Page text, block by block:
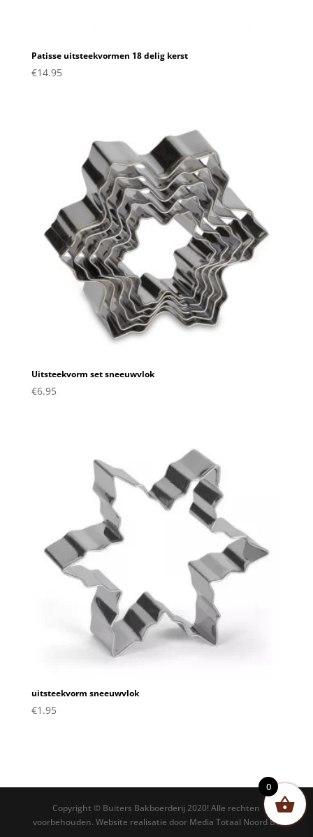
Patisse uitsteekvormen 18 delig kerst
€14.95
Uitsteekvorm set sneeuwvlok
€6.95
uitsteekvorm sneeuwvlok
€1.95
Copyright © Buiters Bakboerderij 2020! Alle rechten
voorbehouden. Website realisatie door Media Totaal Noord BV
0